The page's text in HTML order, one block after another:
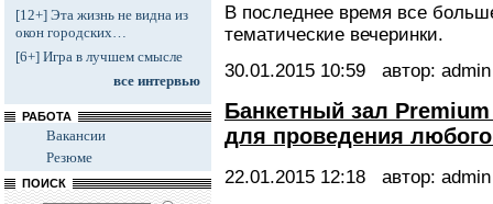
[12+] Эта жизнь не видна из
окон городских…
[6+] Игра в лучшем смысле
все интервью
РАБОТА
Вакансии
Резюме
ПОИСК
В последнее время все
тематические вечеринки.
30.01.2015 10:59 автор: admin
Банкетный зал
для проведения
22.01.2015 12:18 автор: admin